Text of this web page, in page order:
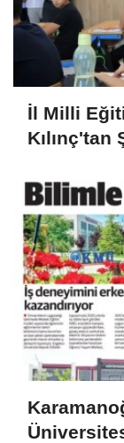
İl Milli
Kılınç'tan